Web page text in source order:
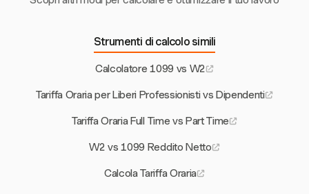
Strumenti di calcolo simili
Calcolatore 1099 vs W2
Tariffa Oraria per Liberi Professionisti vs Dipendenti
Tariffa Oraria Full Time vs Part Time
W2 vs 1099 Reddito Netto
Calcola Tariffa Oraria